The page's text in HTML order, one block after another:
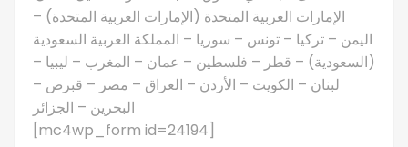
الإمارات العربية المتحدة (الإمارات العربية المتحدة) –
اليمن – تركيا – تونس – سوريا – المملكة العربية السعودية
(السعودية) – قطر – فلسطين – عمان – المغرب – ليبيا –
لبنان – الكويت – الأردن – العراق – مصر – قبرص –
البحرين – الجزائر
[mc4wp_form id=24194]